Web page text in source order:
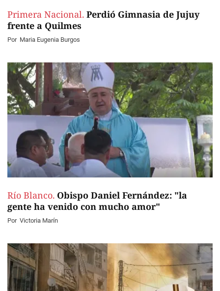
Primera Nacional. Perdió Gimnasia de Jujuy
frente a Quilmes
Por Maria Eugenia Burgos
Río Blanco. Obispo Daniel Fernández: "la
gente ha venido con mucho amor"
Por Victoria Marín